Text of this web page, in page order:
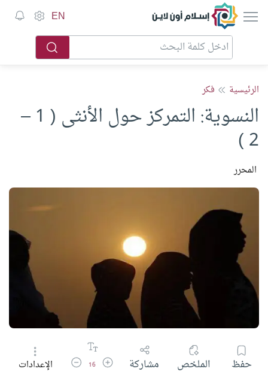
إسلام أون لاين EN
الرئيسية فكر
النسوية: التمركز حول الأنثى ( 1 –
2 )
المحرر
حفظ الملخص مشاركة زيادة حجم الخط
16 تقليل حجم الخط
الإعدادات